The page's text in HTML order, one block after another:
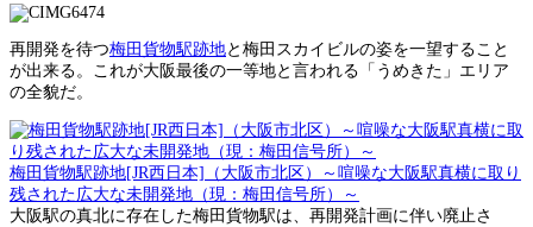
再開発を待つ梅田貨物駅跡地と梅田スカイビルの姿を一望すること
が出来る。これが大阪最後の一等地と言われる「うめきた」エリア
の全貌だ。
梅田貨物駅跡地[JR西日本]（大阪市北区）～喧噪な大阪駅真横に取り
残された広大な未開発地（現：梅田信号所）～
大阪駅の真北に存在した梅田貨物駅は、再開発計画に伴い廃止さ